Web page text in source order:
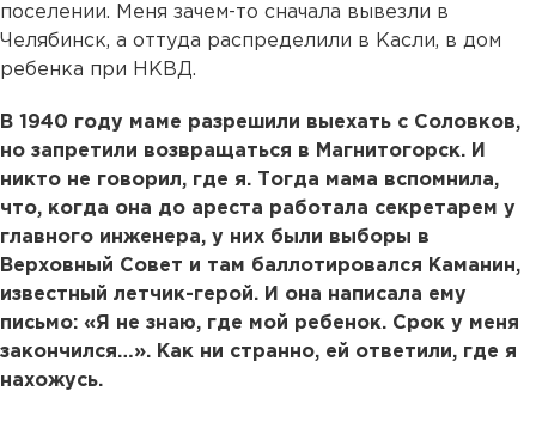
поселении. Меня зачем-то сначала вывезли в
Челябинск, а оттуда распределили в Касли, в дом
ребенка при НКВД.
В 1940 году маме разрешили выехать с Соловков,
но запретили возвращаться в Магнитогорск. И
никто не говорил, где я. Тогда мама вспомнила,
что, когда она до ареста работала секретарем у
главного инженера, у них были выборы в
Верховный Совет и там баллотировался Каманин,
известный летчик-герой. И она написала ему
письмо: «Я не знаю, где мой ребенок. Срок у меня
закончился…». Как ни странно, ей ответили, где я
нахожусь.